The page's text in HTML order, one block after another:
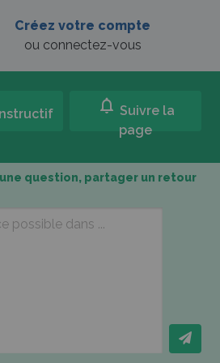
Créez votre compte
ou connectez-vous
notifications Suivre la
page
une question, partager un retour